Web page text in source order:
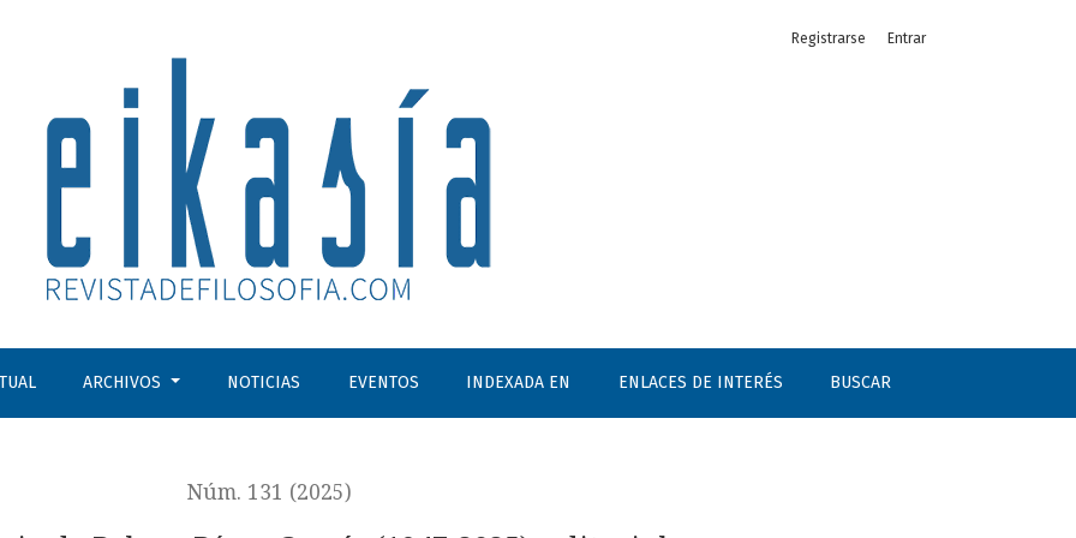
Registrarse Entrar
ARCHIVOS NOTICIAS EVENTOS INDEXADA EN ENLACES DE INTERÉS BUSCAR
Núm. 131 (2025)